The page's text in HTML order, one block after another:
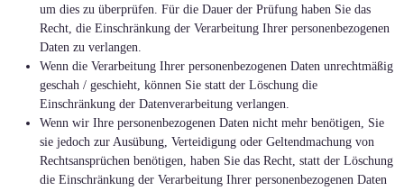
um dies zu überprüfen. Für die Dauer der Prüfung haben Sie das
Recht, die Einschränkung der Verarbeitung Ihrer personenbezogenen
Daten zu verlangen.
Wenn die Verarbeitung Ihrer personenbezogenen Daten unrechtmäßig
geschah / geschieht, können Sie statt der Löschung die
Einschränkung der Datenverarbeitung verlangen.
Wenn wir Ihre personenbezogenen Daten nicht mehr benötigen, Sie
sie jedoch zur Ausübung, Verteidigung oder Geltendmachung von
Rechtsansprüchen benötigen, haben Sie das Recht, statt der Löschung
die Einschränkung der Verarbeitung Ihrer personenbezogenen Daten